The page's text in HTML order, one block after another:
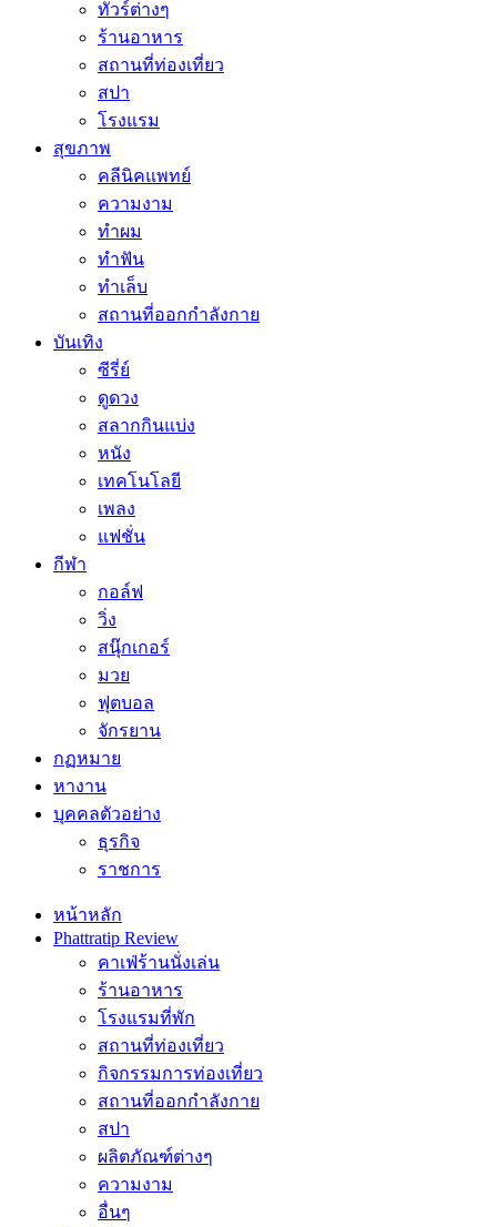
ทัวร์ต่างๆ
ร้านอาหาร
สถานที่ท่องเที่ยว
สปา
โรงแรม
สุขภาพ
คลีนิคแพทย์
ความงาม
ทำผม
ทำฟัน
ทำเล็บ
สถานที่ออกกำลังกาย
บันเทิง
ซีรี่ย์
ดูดวง
สลากกินแบ่ง
หนัง
เทคโนโลยี
เพลง
แฟชั่น
กีฬา
กอล์ฟ
วิ่ง
สนุ๊กเกอร์
มวย
ฟุตบอล
จักรยาน
กฏหมาย
หางาน
บุคคลตัวอย่าง
ธุรกิจ
ราชการ
หน้าหลัก
Phattratip Review
คาเฟ่ร้านนั่งเล่น
ร้านอาหาร
โรงแรมที่พัก
สถานที่ท่องเที่ยว
กิจกรรมการท่องเที่ยว
สถานที่ออกกำลังกาย
สปา
ผลิตภัณฑ์ต่างๆ
ความงาม
อื่นๆ